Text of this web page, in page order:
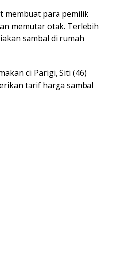
membuat para pemilik
memutar otak. Terlebih
sambal di rumah
di Parigi, Siti (46)
tarif harga sambal